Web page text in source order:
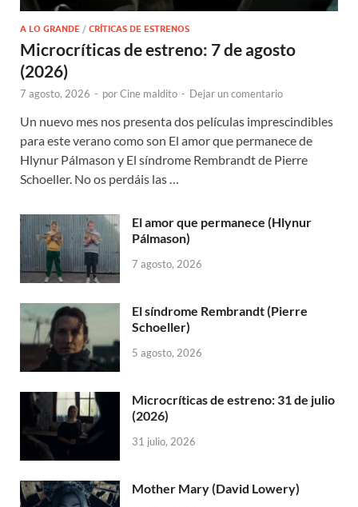
A LO GRANDE / CRÍTICAS DE ESTRENOS
Microcríticas de estreno: 7 de agosto
(2026)
7 agosto, 2026 - porCine maldito - Dejar un comentario
Un nuevo mes nos presenta dos películas imprescindibles
para este verano como son El amor que permanece de
Hlynur Pálmason y El síndrome Rembrandt de Pierre
Schoeller. No os perdáis las …
El amor que permanece (Hlynur
Pálmason)
7 agosto, 2026
El síndrome Rembrandt (Pierre
Schoeller)
5 agosto, 2026
Microcríticas de estreno: 31 de julio
(2026)
31 julio, 2026
Mother Mary (David Lowery)